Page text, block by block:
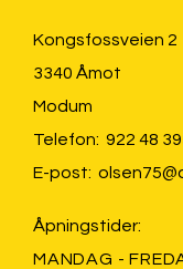
Kongsfossveien 2
3340 Åmot
Modum
Telefon: 922 48
E-post:
Åpningstider:
MANDAG -